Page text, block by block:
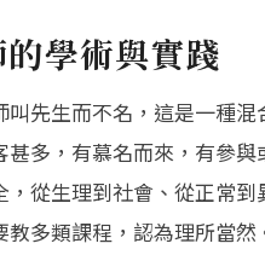
學術與實踐
先生而不名，這是一種
多，有慕名而來，有參
從生理到社會、從正常
多類課程，認為理所當